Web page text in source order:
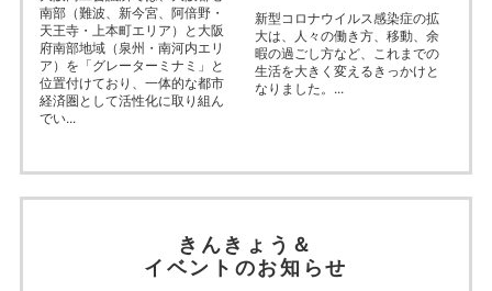
南部（難波、新今宮、阿倍野・
天王寺・上本町エリア）と大阪
府南部地域（泉州・南河内エリ
ア）を「グレーターミナミ」と
位置付けており、一体的な都市
経済圏として活性化に取り組ん
でい...
新型コロナウイルス感染症の拡
大は、人々の働き方、移動、余
暇の過ごし方など、これまでの
生活を大きく変えるきっかけと
なりました。...
きんきょう＆
イベントのお知らせ